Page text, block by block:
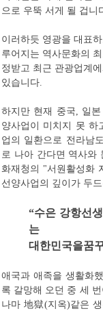
으로 우뚝 서게 될 겁니
이러하듯 영광을 대표
루어지는 역사문화의
정받고 최근 관광업계
있습니다.
하지만 현재 중국, 일
양사업이 미치지 못 하
업의 일환으로 전라남
로 나아 간다면 역사와
화재청의 "서원활성화
선양사업의 깊이가 두
“수은 강항선
는
대한민국을꿈
애국과 애족을 생활화
록 갈망해 오던 중 세
나마 地獄(지옥)같은